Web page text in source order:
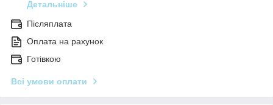
Детальніше
Післяплата
Оплата на рахунок
Готівкою
Всі умови оплати